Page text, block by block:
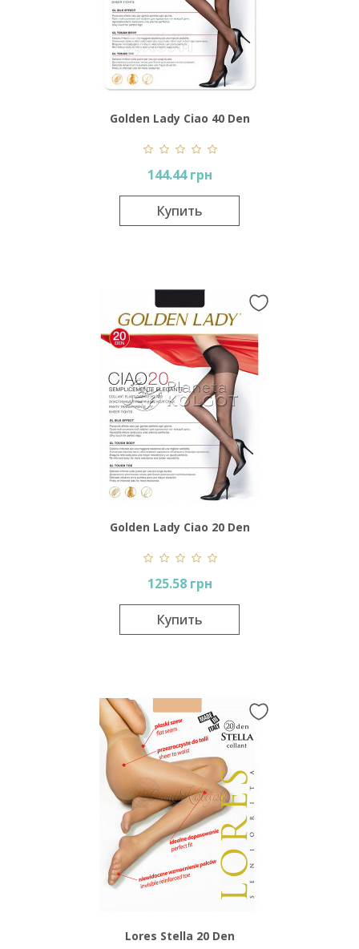
Golden Lady Ciao 40 Den
144.44 грн
Купить
Golden Lady Ciao 20 Den
125.58 грн
Купить
Lores Stella 20 Den